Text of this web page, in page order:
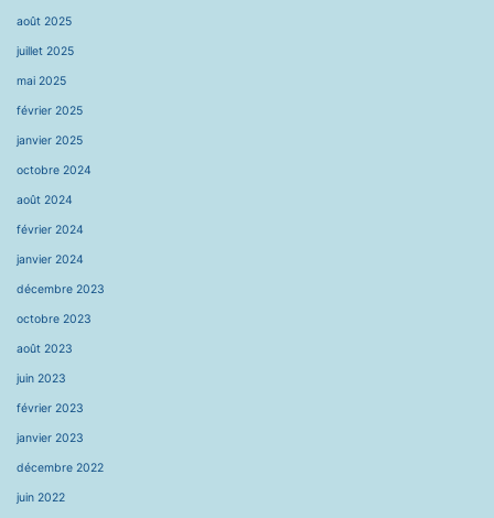
août 2025
juillet 2025
mai 2025
février 2025
janvier 2025
octobre 2024
août 2024
février 2024
janvier 2024
décembre 2023
octobre 2023
août 2023
juin 2023
février 2023
janvier 2023
décembre 2022
juin 2022